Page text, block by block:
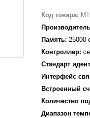
Код товара:
Память: 25000
Контроллер:
Стандарт
Интерфейс
Встроенный
Количество
Диапазон